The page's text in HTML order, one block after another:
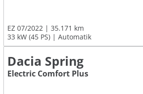
EZ 07/2022
35.171 km
33 kW (45 PS)
Automatik
Dacia Spring
Electric Comfort Plus